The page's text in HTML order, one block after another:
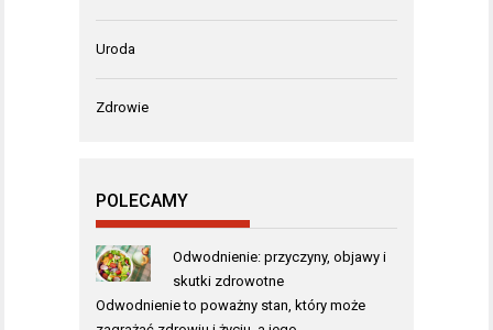
Uroda
Zdrowie
POLECAMY
Odwodnienie: przyczyny, objawy i
skutki zdrowotne
Odwodnienie to poważny stan, który może